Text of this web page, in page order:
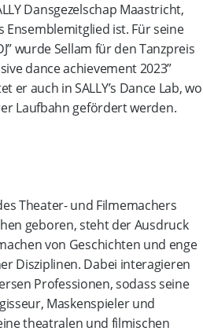
Dansgezelschap Maastricht,
Ensemblemitglied ist. Für seine
wurde Sellam für den Tanzpreis
dance achievement 2023”
er auch in SALLY’s Dance Lab, wo
Laufbahn gefördert werden.
Theater- und Filmemachers
geboren, steht der Ausdruck
von Geschichten und enge
Disziplinen. Dabei interagieren
Professionen, sodass seine
Maskenspieler und
theatralen und filmischen